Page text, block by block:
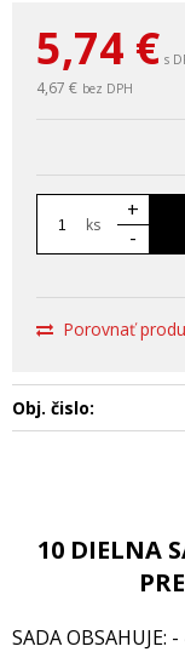
5,74 € s
4,67 € bez DPH
ks
+
-
Porovnať
Obj. čislo:
10 DIELNA
SADA